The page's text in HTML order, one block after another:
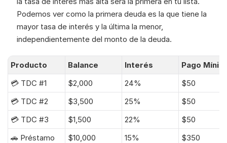
Podemos ver como la primera deuda es la que tiene la
mayor tasa de interés y la última la menor,
independientemente del monto de la deuda.
Producto Balance Interés
Pago
💳 TDC #1
$2,000 24%
$50
💳 TDC #2
$3,500 25%
$50
💳 TDC #3
$1,500 22%
$50
🚗 Préstamo
$10,000 15% $350